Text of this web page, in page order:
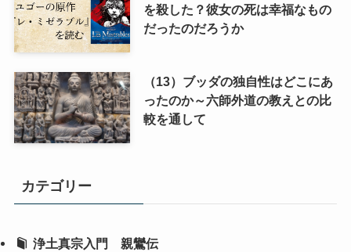
を殺した？彼女の死は幸福なもの
だったのだろうか
（13）ブッダの独自性はどこにあ
ったのか～六師外道の教えとの比
較を通して
カテゴリー
浄土真宗入門 親鸞伝